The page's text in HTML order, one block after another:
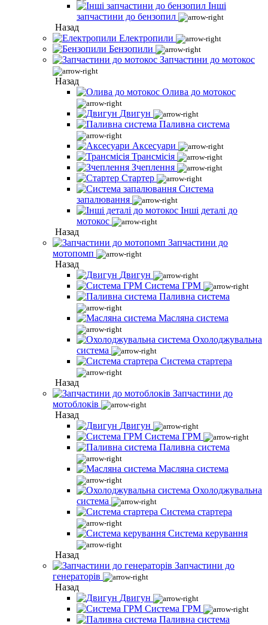
Інші
запчастини до бензопил
Назад
Електропили
Бензопили
Запчастини до мотокос
Назад
Олива до мотокос
Двигун
Паливна система
Аксесуари
Трансмісія
Зчеплення
Стартер
Система
запалювання
Інші деталі до
мотокос
Назад
Запчастини до
мотопомп
Назад
Двигун
Система ГРМ
Паливна система
Масляна система
Охолоджувальна
система
Система стартера
Назад
Запчастини до
мотоблоків
Назад
Двигун
Система ГРМ
Паливна система
Масляна система
Охолоджувальна
система
Система стартера
Система керування
Назад
Запчастини до
генераторів
Назад
Двигун
Система ГРМ
Паливна система